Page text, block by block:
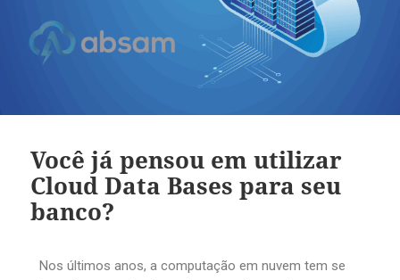
Você já pensou em utilizar
Cloud Data Bases para seu
banco?
Nos últimos anos, a computação em nuvem tem se